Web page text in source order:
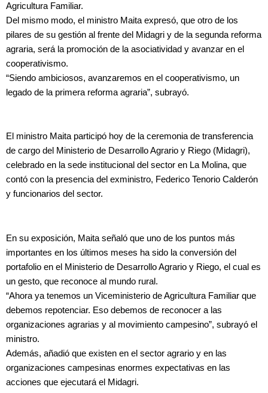
Agricultura Familiar.
Del mismo modo, el ministro Maita expresó, que otro de los
pilares de su gestión al frente del Midagri y de la segunda reforma
agraria, será la promoción de la asociatividad y avanzar en el
cooperativismo.
“Siendo ambiciosos, avanzaremos en el cooperativismo, un
legado de la primera reforma agraria”, subrayó.
El ministro Maita participó hoy de la ceremonia de transferencia
de cargo del Ministerio de Desarrollo Agrario y Riego (Midagri),
celebrado en la sede institucional del sector en La Molina, que
contó con la presencia del exministro, Federico Tenorio Calderón
y funcionarios del sector.
En su exposición, Maita señaló que uno de los puntos más
importantes en los últimos meses ha sido la conversión del
portafolio en el Ministerio de Desarrollo Agrario y Riego, el cual es
un gesto, que reconoce al mundo rural.
“Ahora ya tenemos un Viceministerio de Agricultura Familiar que
debemos repotenciar. Eso debemos de reconocer a las
organizaciones agrarias y al movimiento campesino”, subrayó el
ministro.
Además, añadió que existen en el sector agrario y en las
organizaciones campesinas enormes expectativas en las
acciones que ejecutará el Midagri.